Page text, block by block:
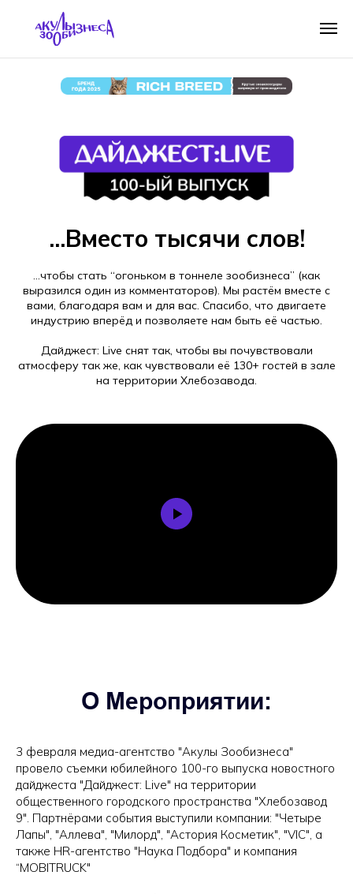
...Вместо тысячи слов!
...чтобы стать “огоньком в тоннеле зообизнеса” (как
выразился один из комментаторов). Мы растём вместе с
вами, благодаря вам и для вас. Спасибо, что двигаете
индустрию вперёд и позволяете нам быть её частью.
Дайджест: Live снят так, чтобы вы почувствовали
атмосферу так же, как чувствовали её 130+ гостей в зале
на территории Хлебозавода.
О Мероприятии:
3 февраля медиа-агентство "Акулы Зообизнеса"
провело съемки юбилейного 100-го выпуска новостного
дайджеста "Дайджест: Live" на территории
общественного городского пространства "Хлебозавод
9". Партнёрами события выступили компании: "Четыре
Лапы", "Аллева", "Милорд", "Астория Косметик", "VIC", а
также HR-агентство "Наука Подбора" и компания
“MOBITRUCK"